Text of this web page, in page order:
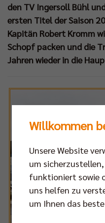
den TV Ingersoll Bühl
ersten Titel der Saison
Kapitän Robert Kromm
Schopf packen und die
Jahren wieder in die
Willkommen
Unsere Website
um
funktioniert sowie
uns helfen zu
um Ihnen das